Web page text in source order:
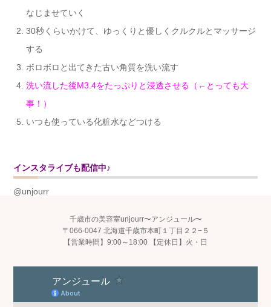
なじませていく
30秒くらいかけて、ゆっくりと優しくクルクルとマッサージ
する
ボロボロと出てきた古い角質を洗い流す
洗い流した後M3.4をたっぷりと浸透させる（←とっても大
事！）
いつも使っている化粧水などつける
インスタライブも配信中♪
@unjourr
千歳市の美容室unjourr〜アンジュール〜
〒066-0047 北海道千歳市本町１丁目２２−５
【営業時間】9:00～18:00 【定休日】火・日